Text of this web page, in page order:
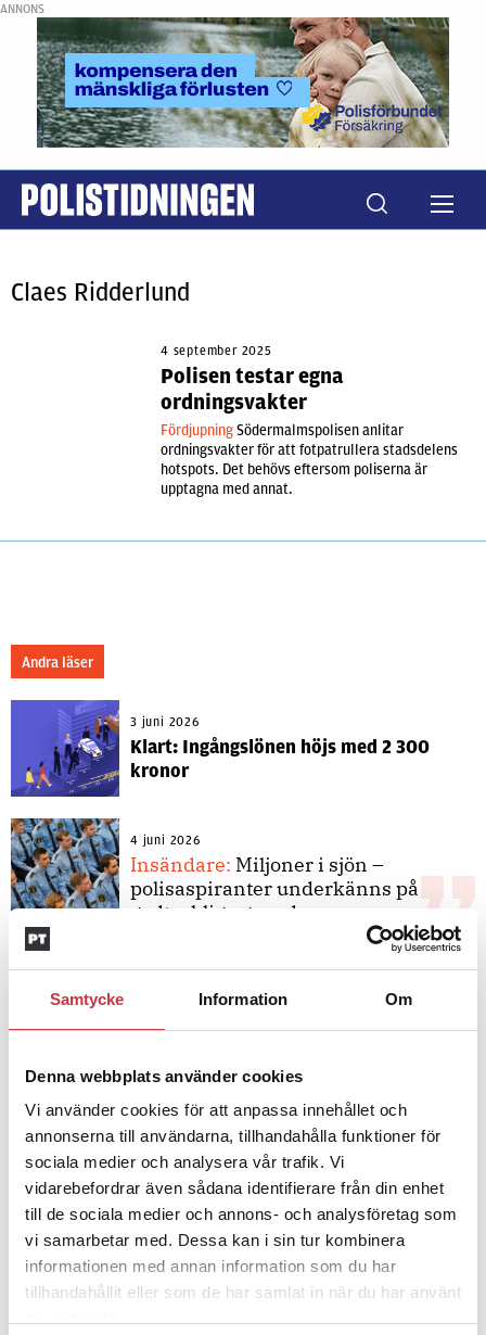
Samtycke Information Om
Denna webbplats använder cookies
Vi använder cookies för att anpassa innehållet och
annonserna till användarna, tillhandahålla funktioner för
sociala medier och analysera vår trafik. Vi
vidarebefordrar även sådana identifierare från din enhet
till de sociala medier och annons- och analysföretag som
vi samarbetar med. Dessa kan i sin tur kombinera
informationen med annan information som du har
tillhandahållit eller som de har samlat in när du har använt
ANNONS
Claes Ridderlund
4 september 2025
Polisen testar egna
ordningsvakter
Fördjupning Södermalmspolisen anlitar
ordningsvakter för att fotpatrullera stadsdelens
hotspots. Det behövs eftersom poliserna är
upptagna med annat.
Andra läser
3 juni 2026
Klart: Ingångslönen höjs med 2 300
kronor
4 juni 2026
Insändare: Miljoner i sjön –
polisaspiranter underkänns på
godtyckliga grunder
Polisregionen erkänner fel: ”Kommer
att rättas till”